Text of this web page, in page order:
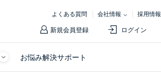
よくある質問 会社情報 採用情報
新規会員登録 ログイン
お悩み解決サポート